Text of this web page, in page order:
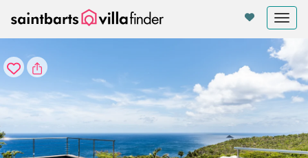
Cookies beheer paneel